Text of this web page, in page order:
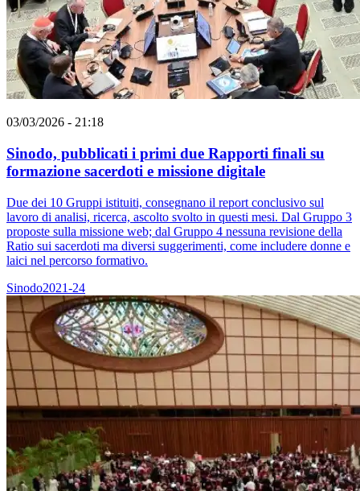
03/03/2026 - 21:18
Sinodo, pubblicati i primi due Rapporti finali su
formazione sacerdoti e missione digitale
Due dei 10 Gruppi istituiti, consegnano il report conclusivo sul
lavoro di analisi, ricerca, ascolto svolto in questi mesi. Dal Gruppo 3
proposte sulla missione web; dal Gruppo 4 nessuna revisione della
Ratio sui sacerdoti ma diversi suggerimenti, come includere donne e
laici nel percorso formativo.
Sinodo2021-24